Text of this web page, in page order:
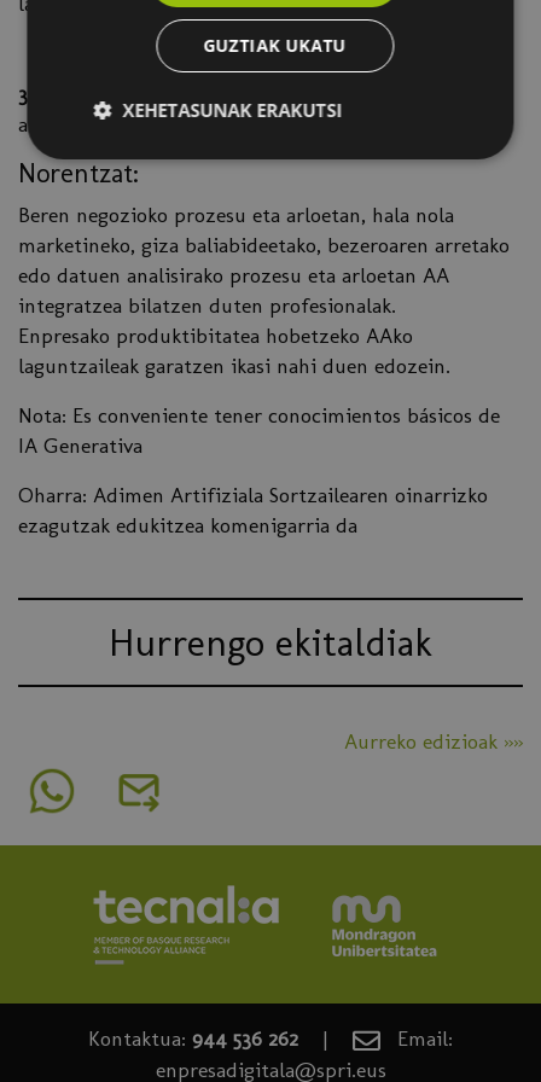
Bezeroaren sentimendua aztertzeko laguntzailea.
3. Modulua
automatizaziorako sarrera.
Norentzat:
Beren negozioko prozesu eta arloetan, hala nola
marketineko, giza baliabideetako, bezeroaren arretako
edo datuen analisirako prozesu eta arloetan AA
integratzea bilatzen duten profesionalak.
Enpresako produktibitatea hobetzeko AAko
laguntzaileak garatzen ikasi nahi duen edozein.
Nota: Es conveniente tener conocimientos básicos de
IA Generativa
Oharra: Adimen Artifiziala Sortzailearen oinarrizko
ezagutzak edukitzea komenigarria da
Hurrengo ekitaldiak
Aurreko edizioak »»
Kontaktua: 944 536 262 |
Email:
enpresadigitala@spri.eus
GUZTIAK UKATU
XEHETASUNAK ERAKUTSI